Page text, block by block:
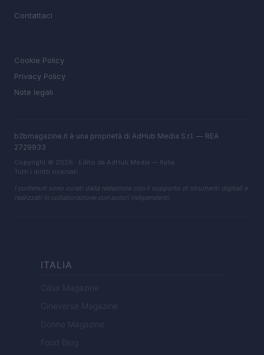
Contattaci
Cookie Policy
Privacy Policy
Note legali
b2bmagazine.it è una proprietà di AdHub Media S.r.l. — REA
2729933
Copyright © 2026 · Edito da AdHub Media — Italia
Tutti i diritti riservati
I contenuti sono curati dalla redazione con il supporto di strumenti digitali e
realizzati in collaborazione con autori indipendenti.
ITALIA
Casa Magazine
Cineverse Magazine
Donne Magazine
Food Blog